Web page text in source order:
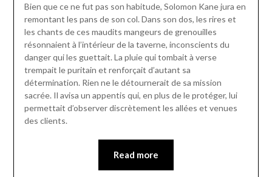
18/07/2024
Vanpée
Bien que ce ne fut pas son habitude, Solomon Kane jura en
remontant les pans de son col. Dans son dos, les rires et
les chants de ces maudits mangeurs de grenouilles
résonnaient à l’intérieur de la taverne, inconscients du
danger qui les guettait. La pluie qui tombait à verse
trempait le puritain et renforçait d’autant sa
détermination. Rien ne le détournerait de sa mission
sacrée. Il avisa un appentis qui, en plus de le protéger, lui
permettait d’observer discrètement les allées et venues
des clients.
Read more